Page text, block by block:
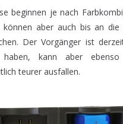
beginnen je nach
aber auch bis an die
Der Vorgänger ist
kann aber
teurer ausfallen.